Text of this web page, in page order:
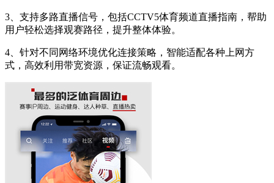
3、支持多路直播信号，包括CCTV5体育频道直播指南，帮助
用户轻松选择观赛路径，提升整体体验。
4、针对不同网络环境优化连接策略，智能适配各种上网方
式，高效利用带宽资源，保证流畅观看。